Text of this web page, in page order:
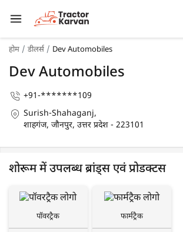
होम डीलर्स Dev Automobiles
Dev Automobiles
+91-*******109
Surish-Shahaganj,
शाहगंज, जौनपुर, उत्तर प्रदेश - 223101
शोरूम में उपलब्ध ब्रांड्स एवं प्रोडक्टस
पॉवरट्रैक फार्मट्रैक